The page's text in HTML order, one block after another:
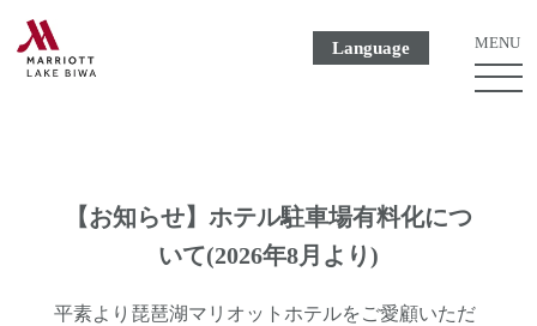
Language MENU
【お知らせ】ホテル駐車場有料化につ
いて(2026年8月より)
平素より琵琶湖マリオットホテルをご愛顧いただ